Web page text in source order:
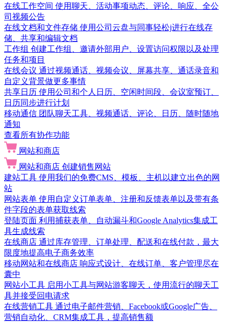
在线工作空间 使用聊天、活动事项动态、评论、响应、全公
司视频公告
在线文档和文件存储 使用公司云盘与同事轻松j进行在线存
储、共享和编辑文档
工作组 创建工作组、邀请外部用户、设置访问权限以及处理
任务和项目
在线会议 通过视频通话、视频会议、屏幕共享、通话录音和
自定义背景做更多事情
共享日历 使用公司和个人日历、空闲时间段、会议室预订、
日历同步进行计划
移动通信 团队聊天工具、视频通话、评论、日历、随时随地
通知
查看所有协作功能
网站和商店
网站和商店 创建销售网站
建站工具 使用我们的免费CMS、模板、主机以建立出色的网
站
网站表单 使用自定义订单表单、注册和反馈表单以及带有条
件字段的表单获取线索
登陆页面 利用捕获表单、自动漏斗和Google Analytics集成工
具生成线索
在线商店 通过库存管理、订单处理、配送和在线付款，最大
限度地提高电子商务效率
移动网站和在线商店 响应式设计、在线订单、客户管理尽在
囊中
网站小工具 启用小工具与网站游客聊天，使用流行的聊天工
具并接受回电请求
在线营销工具 通过电子邮件营销、Facebook或Google广告、
营销自动化、CRM集成工具，提高销售额